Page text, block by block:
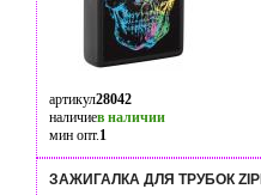
артикул28042
наличиев наличии
мин опт.1
ЗАЖИГАЛКА ДЛЯ ТРУБОК